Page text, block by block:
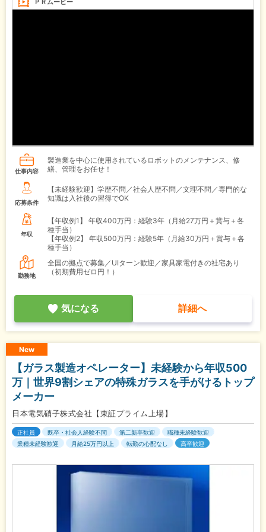
ＰＲムービー
仕事内容
製造業を中心に使用されているロボットのメンテナンス、修
繕、管理をお任せ！
応募条件
【未経験歓迎】学歴不問／社会人歴不問／文理不問／専門的な
知識は入社後の習得でOK
年収
【年収例1】
年収400万円：経験3年（月給27万円＋賞与＋各
種手当）
【年収例2】
年収500万円：経験5年（月給30万円＋賞与＋各
種手当）
勤務地
全国の拠点で募集／UIターン歓迎／家具家電付きの社宅あり
（初期費用ゼロ円！）
気になる 詳細へ
New
【ガラス製造オペレーター】未経験から年収500
万｜世界9割シェアの特殊ガラスを手がけるトップ
メーカー
日本電気硝子株式会社【東証プライム上場】
正社員 既卒・社会人経験不問 第二新卒歓迎
職種未経験歓迎
業種未経験歓迎
月給25万円以上 転勤の心配なし 高卒歓迎